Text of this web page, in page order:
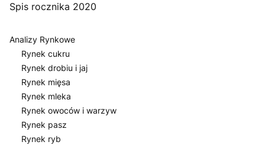
Spis rocznika 2020
Analizy Rynkowe
Rynek cukru
Rynek drobiu i jaj
Rynek mięsa
Rynek mleka
Rynek owoców i warzyw
Rynek pasz
Rynek ryb